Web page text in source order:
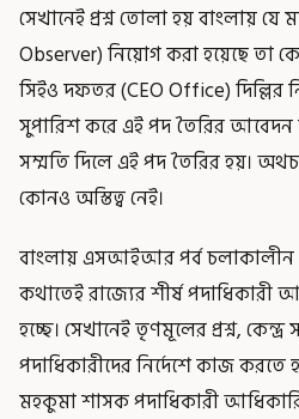
সেখানেই প্রশ্ন তোলা হয় বাংলায় যে
Observer) নিয়োগ করা হয়েছে তা
সিইও দফতর (CEO Office) দিল্লির
সুপারিশ করে এই পদ তৈরির আবেদন
সম্মতি দিলে এই পদ তৈরির হয়।
কোনও অস্তিত্ব নেই।
বাংলায় এসআইআর পর্ব চলাকালীন
কথাতেই রাজ্যের শীর্ষ
হচ্ছে। সেখানেই তৃণমূলের প্রশ্ন, কেন্দ্র
পদাধিকারীদের নির্দেশে কাজ
মহকুমা শাসক পদাধিকারী